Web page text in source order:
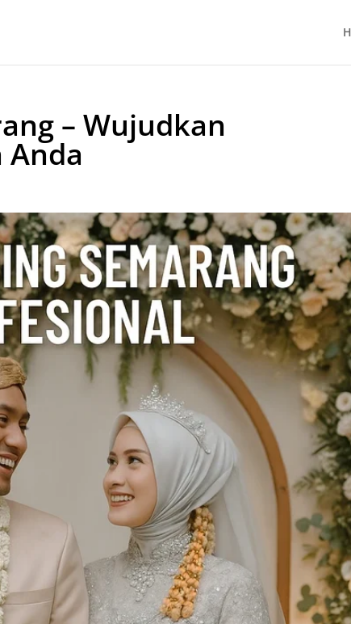
– Wujudkan